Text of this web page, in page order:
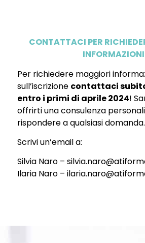
CONTATTACI PER
INFORMAZIONI
Per richiedere maggiori
sull’iscrizione contattaci
entro i primi di aprile 2024!
offrirti una consulenza
rispondere a qualsiasi domanda.
Scrivi un’email a:
Silvia Naro –
Ilaria Naro –